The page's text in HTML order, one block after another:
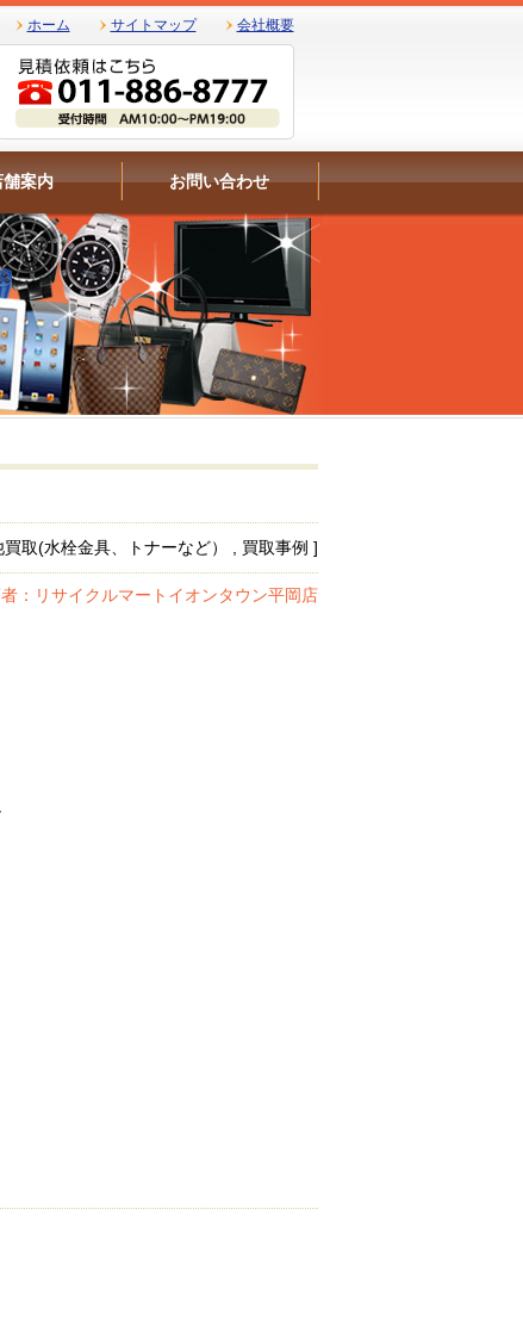
ホーム サイトマップ 会社概要
舗案内 お問い合わせ
取(水栓金具、トナーなど） , 買取事例 ]
：リサイクルマートイオンタウン平岡店